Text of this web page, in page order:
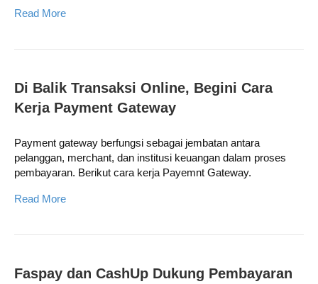
Read More
Di Balik Transaksi Online, Begini Cara
Kerja Payment Gateway
Payment gateway berfungsi sebagai jembatan antara
pelanggan, merchant, dan institusi keuangan dalam proses
pembayaran. Berikut cara kerja Payemnt Gateway.
Read More
Faspay dan CashUp Dukung Pembayaran